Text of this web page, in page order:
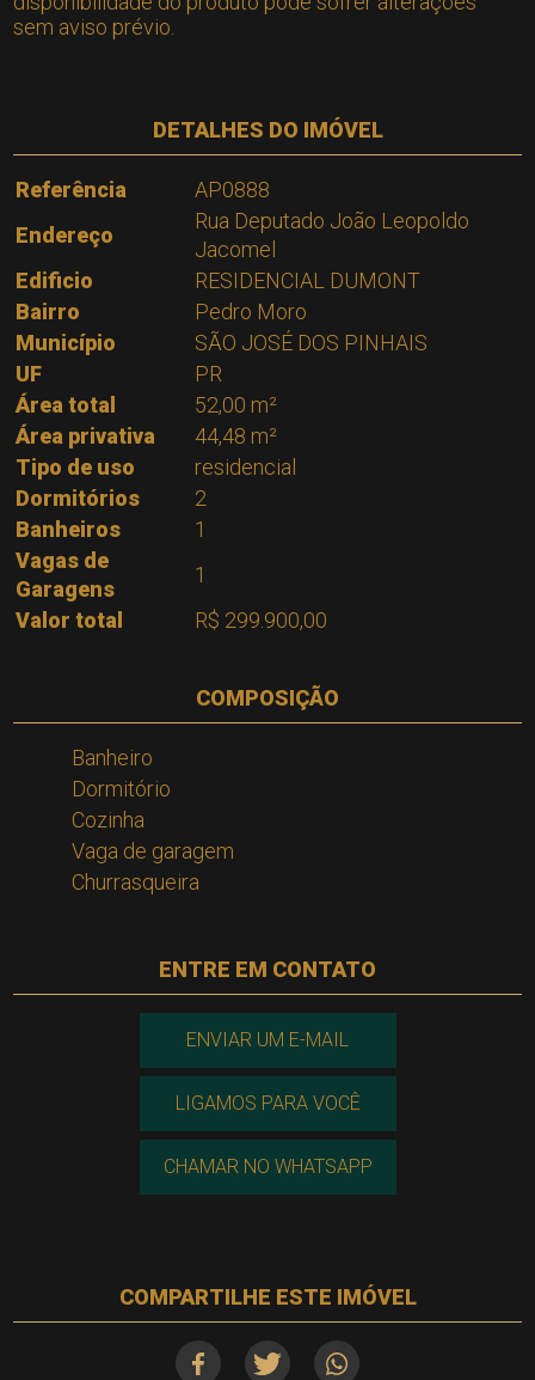
sem aviso prévio.
DETALHES DO IMÓVEL
Referência
AP0888
Endereço
Rua Deputado João Leopoldo
Jacomel
Edificio
RESIDENCIAL DUMONT
Bairro
Pedro Moro
Município
SÃO JOSÉ DOS PINHAIS
UF
PR
Área total
52,00 m²
Área privativa
44,48 m²
Tipo de uso
residencial
Dormitórios
2
Banheiros
1
Vagas de
Garagens
1
Valor total
R$ 299.900,00
COMPOSIÇÃO
Banheiro
Dormitório
Cozinha
Vaga de garagem
Churrasqueira
ENTRE EM CONTATO
ENVIAR UM E-MAIL
LIGAMOS PARA VOCÊ
CHAMAR NO WHATSAPP
COMPARTILHE ESTE IMÓVEL